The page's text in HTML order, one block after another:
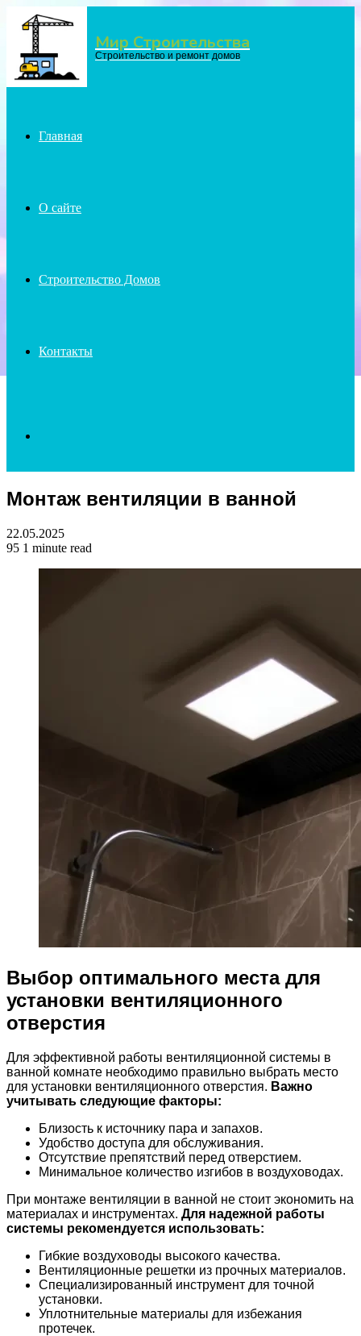
Menu Мир Строительства
Строительство и ремонт домов
Главная
О сайте
Строительство Домов
Контакты
for
Монтаж вентиляции в ванной
22.05.2025
95 1 minute read
Выбор оптимального места для
установки вентиляционного
отверстия
Для эффективной работы вентиляционной системы в
ванной комнате необходимо правильно выбрать место
для установки вентиляционного отверстия. Важно
учитывать следующие факторы:
Близость к источнику пара и запахов.
Удобство доступа для обслуживания.
Отсутствие препятствий перед отверстием.
Минимальное количество изгибов в воздуховодах.
При монтаже вентиляции в ванной не стоит экономить на
материалах и инструментах. Для надежной работы
системы рекомендуется использовать:
Гибкие воздуховоды высокого качества.
Вентиляционные решетки из прочных материалов.
Специализированный инструмент для точной
установки.
Уплотнительные материалы для избежания
протечек.